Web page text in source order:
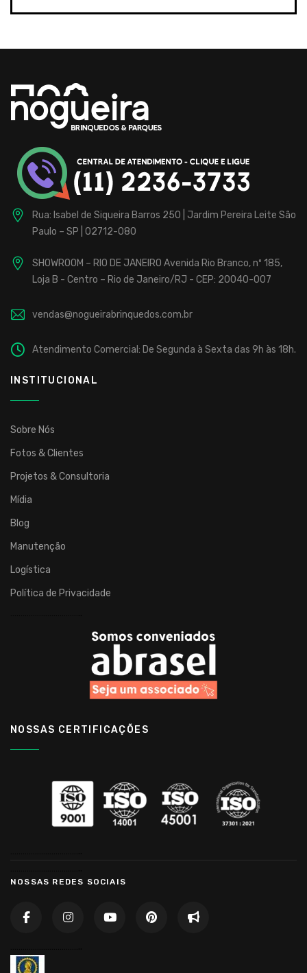
Rua: Isabel de Siqueira Barros 250 | Jardim Pereira Leite São
Paulo – SP | 02712-080
SHOWROOM – RIO DE JANEIRO Avenida Rio Branco, nº 185,
Loja B - Centro – Rio de Janeiro/RJ - CEP: 20040-007
vendas@nogueirabrinquedos.com.br
Atendimento Comercial: De Segunda à Sexta das 9h às 18h.
INSTITUCIONAL
Sobre Nós
Fotos & Clientes
Projetos & Consultoria
Mídia
Blog
Manutenção
Logística
Política de Privacidade
NOSSAS CERTIFICAÇÕES
NOSSAS REDES SOCIAIS